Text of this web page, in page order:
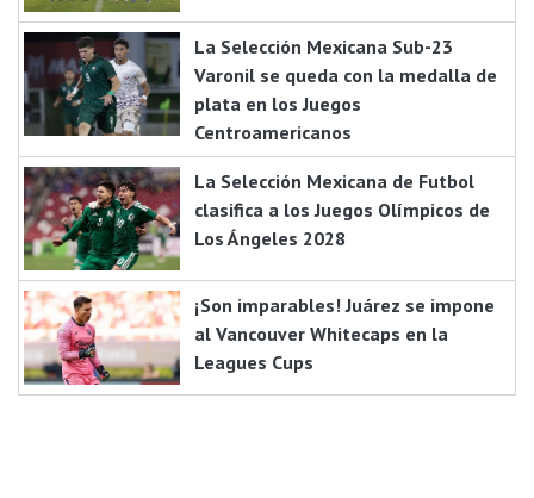
La Selección Mexicana Sub-23
Varonil se queda con la medalla de
plata en los Juegos
Centroamericanos
La Selección Mexicana de Futbol
clasifica a los Juegos Olímpicos de
Los Ángeles 2028
¡Son imparables! Juárez se impone
al Vancouver Whitecaps en la
Leagues Cups